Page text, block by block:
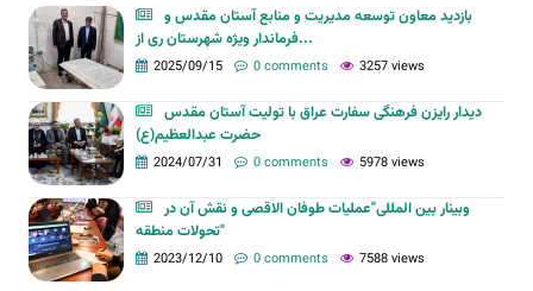
بازدید معاون توسعه مدیریت و منابع آستان مقدس و
فرماندار ویژه شهرستان ری از...
2025/09/15 0 comments 3257 views
دیدار رایزن فرهنگی سفارت عراق با تولیت آستان مقدس
حضرت عبدالعظیم(ع)
2024/07/31 0 comments 5978 views
وبینار بین المللی"عملیات طوفان الاقصی و نقش آن در
تحولات منطقه‌"
2023/12/10 0 comments 7588 views